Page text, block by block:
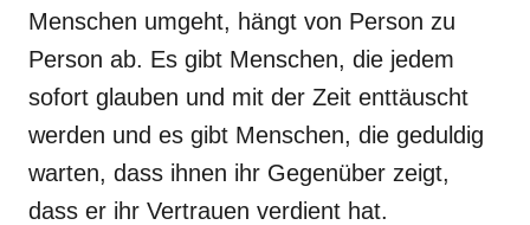
Menschen umgeht, hängt von Person zu
Person ab. Es gibt Menschen, die jedem
sofort glauben und mit der Zeit enttäuscht
werden und es gibt Menschen, die geduldig
warten, dass ihnen ihr Gegenüber zeigt,
dass er ihr Vertrauen verdient hat.